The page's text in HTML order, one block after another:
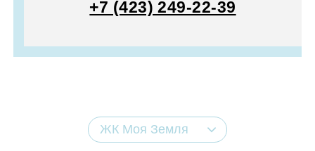
+7 (423) 249-22-39
ЖК Моя Земля